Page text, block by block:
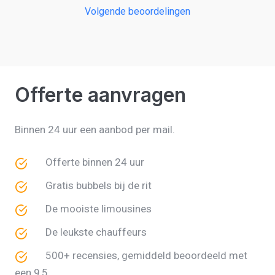
De 8 jongeren in zijn auto hebben genoten en voelden
Volgende beoordelingen
Offerte aanvragen
Binnen 24 uur een aanbod per mail.
Offerte binnen 24 uur
Gratis bubbels bij de rit
De mooiste limousines
De leukste chauffeurs
500+ recensies, gemiddeld beoordeeld met